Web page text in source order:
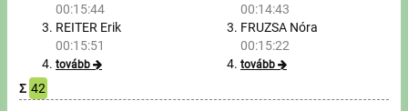
Sportágak
Futás
00:15:44
REITER Erik
00:15:51
tovább
00:14:43
FRUZSA Nóra
00:15:22
tovább
Σ 42